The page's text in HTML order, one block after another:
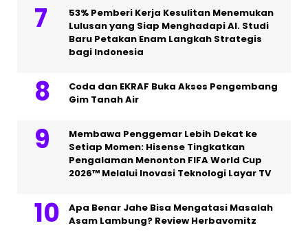
53% Pemberi Kerja Kesulitan Menemukan
Lulusan yang Siap Menghadapi AI. Studi
Baru Petakan Enam Langkah Strategis
bagi Indonesia
Coda dan EKRAF Buka Akses Pengembang
Gim Tanah Air
Membawa Penggemar Lebih Dekat ke
Setiap Momen: Hisense Tingkatkan
Pengalaman Menonton FIFA World Cup
2026™ Melalui Inovasi Teknologi Layar TV
Apa Benar Jahe Bisa Mengatasi Masalah
Asam Lambung? Review Herbavomitz